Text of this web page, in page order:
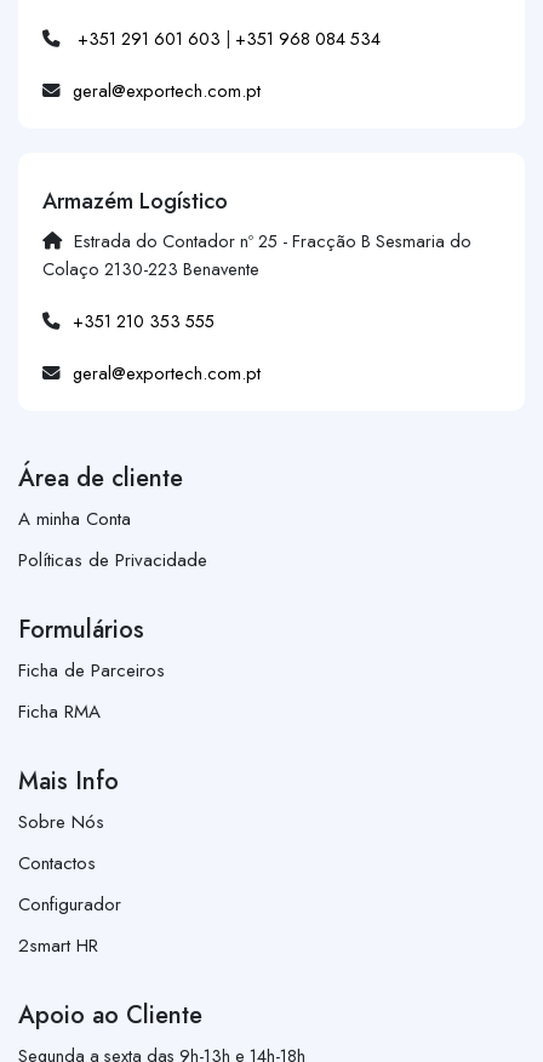
+351 291 601 603 | +351 968 084 534
geral@exportech.com.pt
Armazém Logístico
Estrada do Contador nº 25 - Fracção B Sesmaria do
Colaço 2130-223 Benavente
+351 210 353 555
geral@exportech.com.pt
Área de cliente
A minha Conta
Políticas de Privacidade
Formulários
Ficha de Parceiros
Ficha RMA
Mais Info
Sobre Nós
Contactos
Configurador
2smart HR
Apoio ao Cliente
Segunda a sexta das 9h-13h e 14h-18h